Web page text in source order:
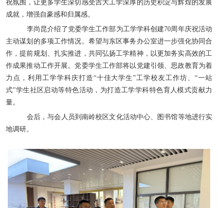
祝氛围，让更多学生深切感受吉大工学深厚的历史积淀与辉煌的发展
成就，增强自豪感和归属感。
李尚昆介绍了党委学生工作部为工学学科创建70周年庆祝活动
主动谋划的多项工作情况。希望与东区事务办公室进一步强化协同合
作，提前规划、扎实推进，共同弘扬工学精神，以更加务实高效的工
作成果推动工作开展。党委学生工作部将以党建引领、思政教育为着
力点，利用工学学科庆打造“十佳大学生”工学校友工作坊、“一站
式”学生社区启动等特色活动，为打造工学学科特色育人模式贡献力
量。
会后，与会人员到南岭校区文化活动中心、图书馆等地进行实
地调研。